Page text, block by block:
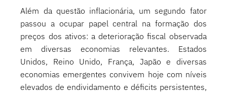
Além da questão inflacionária, um segundo fator
passou a ocupar papel central na formação dos
preços dos ativos: a deterioração fiscal observada
em diversas economias relevantes. Estados
Unidos, Reino Unido, França, Japão e diversas
economias emergentes convivem hoje com níveis
elevados de endividamento e déficits persistentes,